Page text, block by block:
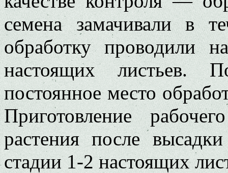
семе­на замачивали в
обработку проводи­ли
настоящих листьев.
постоянное место
Приготовление
растения после
стадии 1-2 настоящих